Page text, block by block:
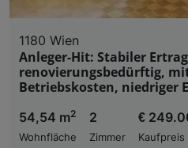
1180 Wien
Anleger-Hit: Stabiler
renovierungsbedürftig,
Betriebskosten, niedriger
54,54 m2
Wohnfläche
2
Zimmer
€
Kaufpreis